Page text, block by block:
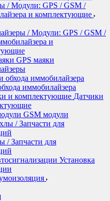
/ Модули: GPS / GSM /
и комплектующие
/ Модули: GPS / GSM /
и
GPS маяки
иммобилайзера
Датчики
GSM модули
/ Запчасти для
Установка